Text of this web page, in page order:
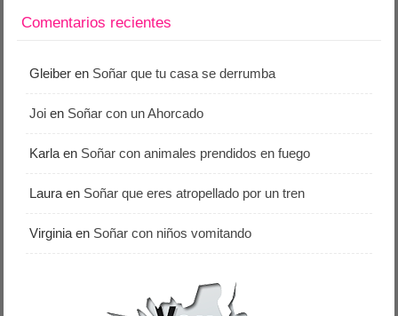
Comentarios recientes
Gleiber en Soñar que tu casa se derrumba
Joi en Soñar con un Ahorcado
Karla en Soñar con animales prendidos en fuego
Laura en Soñar que eres atropellado por un tren
Virginia en Soñar con niños vomitando